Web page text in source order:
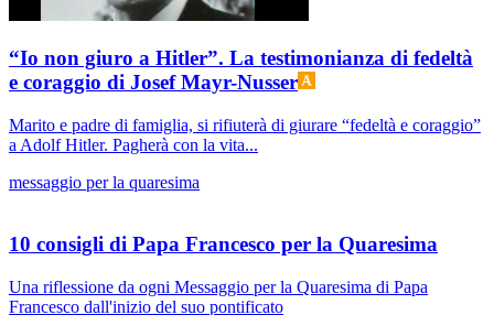
“Io non giuro a Hitler”. La testimonianza di fedeltà
e coraggio di Josef Mayr-Nusser
Marito e padre di famiglia, si rifiuterà di giurare “fedeltà e coraggio”
a Adolf Hitler. Pagherà con la vita...
messaggio per la quaresima
10 consigli di Papa Francesco per la Quaresima
Una riflessione da ogni Messaggio per la Quaresima di Papa
Francesco dall'inizio del suo pontificato